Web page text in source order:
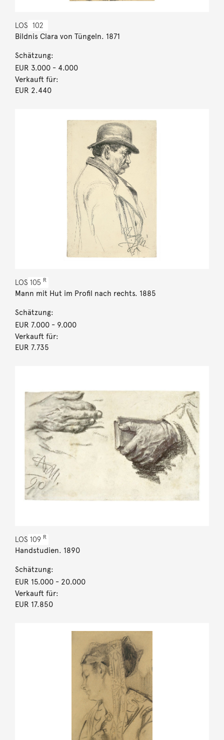
LOS 102
Bildnis Clara von Tüngeln. 1871
Schätzung:
EUR 3.000- 4.000
Verkauft für:
EUR 2.440
LOS 105 R
Mann mit Hut im Profil nach rechts. 1885
Schätzung:
EUR 7.000- 9.000
Verkauft für:
EUR 7.735
LOS 109 R
Handstudien. 1890
Schätzung:
EUR 15.000- 20.000
Verkauft für:
EUR 17.850